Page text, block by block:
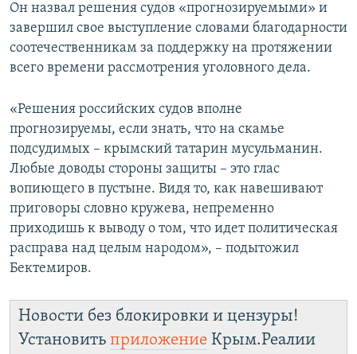
Он назвал решения судов «прогнозируемыми» и
завершил свое выступление словами благодарности
соотечественникам за поддержку на протяжении
всего времени рассмотрения уголовного дела.
«Решения российских судов вполне
прогнозируемы, если знать, что на скамье
подсудимых – крымский татарин мусульманин.
Любые доводы стороны защиты – это глас
вопиющего в пустыне. Видя то, как навешивают
приговоры словно кружева, непременно
приходишь к выводу о том, что идет политическая
расправа над целым народом», – подытожил
Бектемиров.
Новости без блокировки и цензуры!
Установить приложение Крым.Реалии